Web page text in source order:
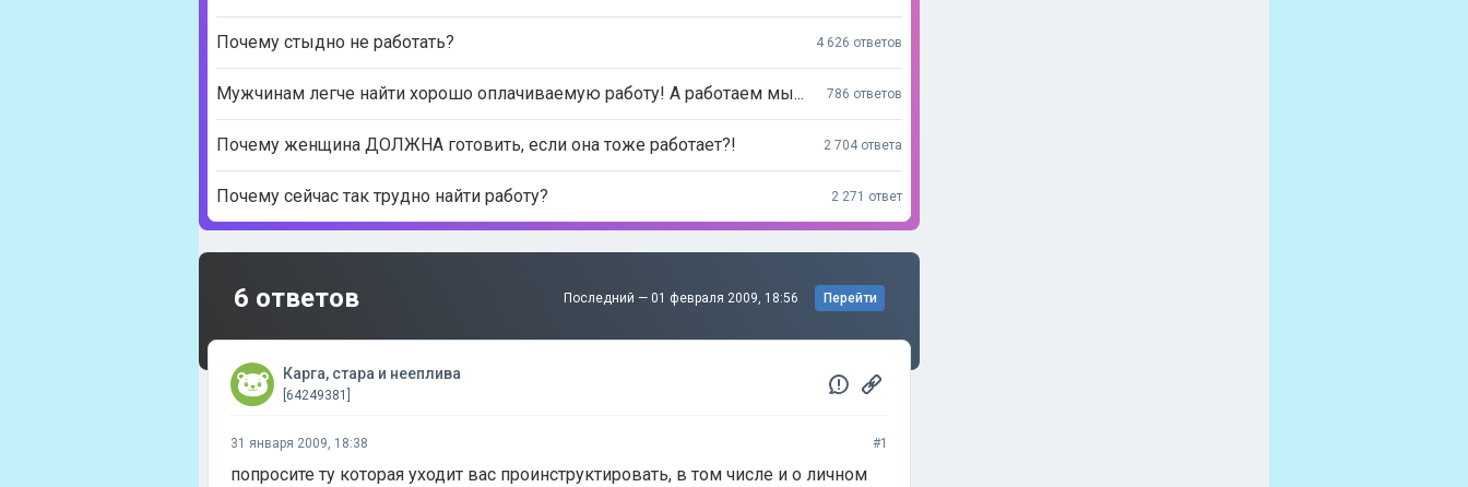
Почему стыдно не работать? 4 626 ответов
Мужчинам легче найти хорошо оплачиваемую работу! А работаем мы... 786 ответов
Почему женщина ДОЛЖНА готовить, если она тоже работает?! 2 704 ответа
Почему сейчас так трудно найти работу? 2 271 ответ
6 ответов Последний — 01 февраля 2009, 18:56 Перейти
Карга, стара и нееплива
[64249381]
31 января 2009, 18:38 #1
попросите ту которая уходит вас проинструктировать, в том числе и о личном